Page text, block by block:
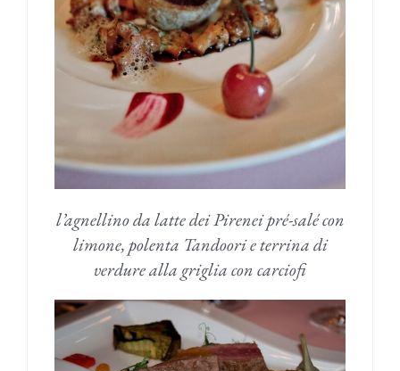
l’agnellino da latte dei Pirenei pré-salé con
limone, polenta Tandoori e terrina di
verdure alla griglia con carciofi